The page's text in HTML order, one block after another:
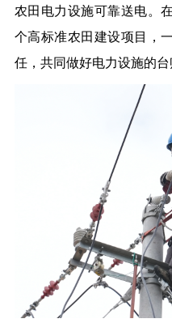
农田电力设施可靠送电。
个高标准农田建设项目，
任，共同做好电力设施的台